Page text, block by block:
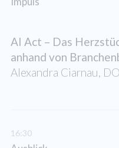
AI Act – Das
anhand von
Alexandra Ciarnau,
16:30